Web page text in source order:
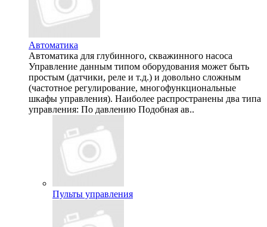
Автоматика
Автоматика для глубинного, скважинного насоса
Управление данным типом оборудования может быть
простым (датчики, реле и т.д.) и довольно сложным
(частотное регулирование, многофункциональные
шкафы управления). Наиболее распространены два типа
управления: По давлению Подобная ав..
Пульты управления